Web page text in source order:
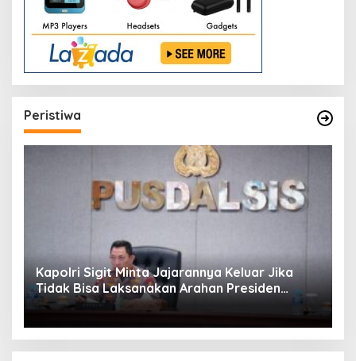
Peristiwa
Kapolri Sigit Minta Jajarannya Keluar Jika
Tidak Bisa Laksanakan Arahan Presiden
Jokowi